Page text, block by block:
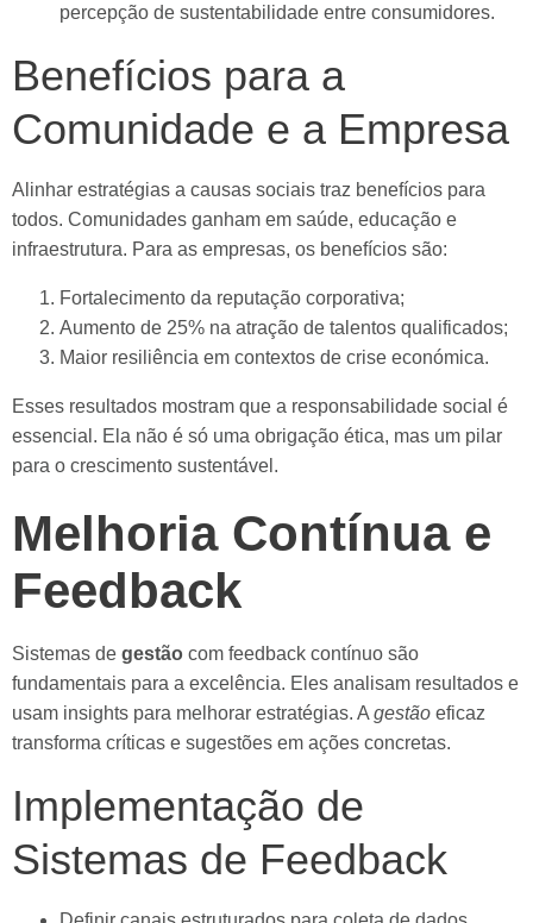
percepção de sustentabilidade entre consumidores.
Benefícios para a
Comunidade e a Empresa
Alinhar estratégias a causas sociais traz benefícios para
todos. Comunidades ganham em saúde, educação e
infraestrutura. Para as empresas, os benefícios são:
Fortalecimento da reputação corporativa;
Aumento de 25% na atração de talentos qualificados;
Maior resiliência em contextos de crise económica.
Esses resultados mostram que a responsabilidade social é
essencial. Ela não é só uma obrigação ética, mas um pilar
para o crescimento sustentável.
Melhoria Contínua e
Feedback
Sistemas de gestão com feedback contínuo são
fundamentais para a excelência. Eles analisam resultados e
usam insights para melhorar estratégias. A gestão eficaz
transforma críticas e sugestões em ações concretas.
Implementação de
Sistemas de Feedback